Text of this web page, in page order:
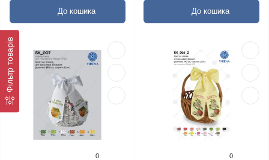
Фільтр товарів
До кошика До кошика
0 0